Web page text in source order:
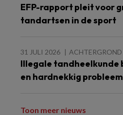
EFP-rapport pleit voor
tandartsen in de sport
31 JULI 2026 ACHTERGROND
Illegale
en hardnekkig probleem
Toon meer nieuws